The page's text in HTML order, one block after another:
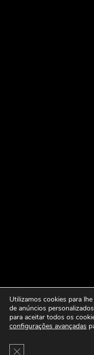
Utilizamos cookies para
de anúncios
para aceitar todos os
configurações avançadas
Close GDPR Cookie